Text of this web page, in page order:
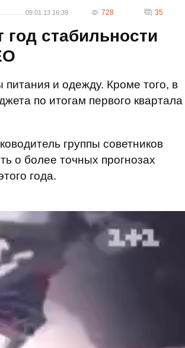
09.01.13 16:39 728 35
стабильности
и одежду. Кроме того, в
по итогам первого квартала
группы советников
о более точных прогнозах
года.